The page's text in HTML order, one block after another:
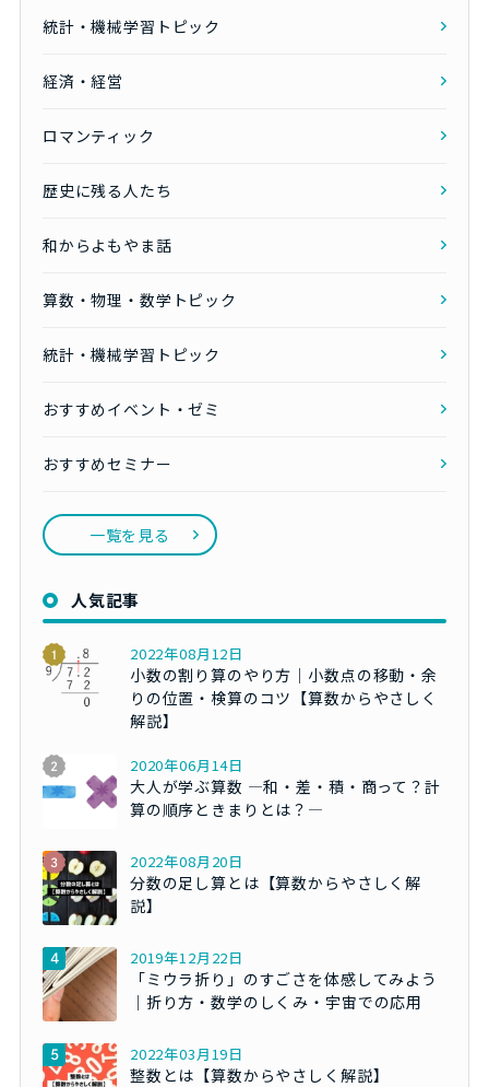
統計・機械学習トピック
経済・経営
ロマンティック
歴史に残る人たち
和からよもやま話
算数・物理・数学トピック
統計・機械学習トピック
おすすめイベント・ゼミ
おすすめセミナー
一覧を見る
人気記事
2022年08月12日
小数の割り算のやり方｜小数点の移動・余
りの位置・検算のコツ【算数からやさしく
解説】
2020年06月14日
大人が学ぶ算数 ―和・差・積・商って？計
算の順序ときまりとは？―
2022年08月20日
分数の足し算とは【算数からやさしく解
説】
2019年12月22日
「ミウラ折り」のすごさを体感してみよう
｜折り方・数学のしくみ・宇宙での応用
2022年03月19日
整数とは【算数からやさしく解説】